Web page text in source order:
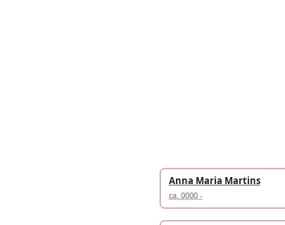
Anna Maria Martins
ca. 0000 -